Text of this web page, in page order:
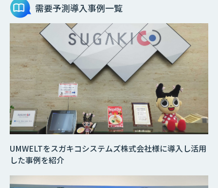
需要予測導入事例一覧
UMWELTをスガキコシステムズ株式会社様に導入し活用
した事例を紹介